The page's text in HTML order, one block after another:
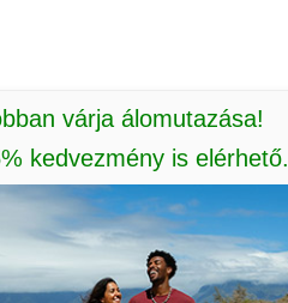
várja álomutazása!
kedvezmény is elérhető.